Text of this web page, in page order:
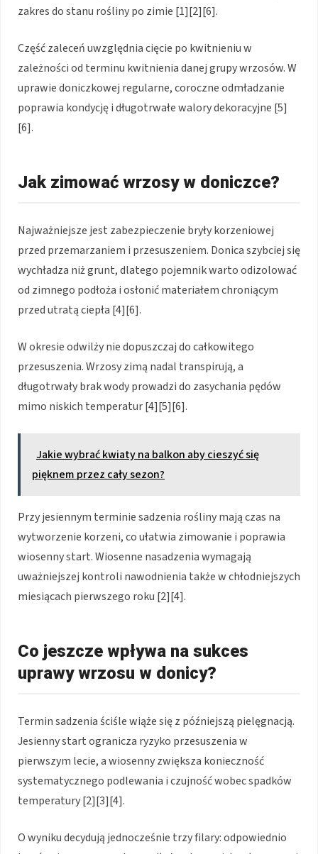
zakres do stanu rośliny po zimie [1][2][6].
Część zaleceń uwzględnia cięcie po kwitnieniu w
zależności od terminu kwitnienia danej grupy wrzosów. W
uprawie doniczkowej regularne, coroczne odmładzanie
poprawia kondycję i długotrwałe walory dekoracyjne [5]
[6].
Jak zimować wrzosy w doniczce?
Najważniejsze jest zabezpieczenie bryły korzeniowej
przed przemarzaniem i przesuszeniem. Donica szybciej się
wychładza niż grunt, dlatego pojemnik warto odizolować
od zimnego podłoża i osłonić materiałem chroniącym
przed utratą ciepła [4][6].
W okresie odwilży nie dopuszczaj do całkowitego
przesuszenia. Wrzosy zimą nadal transpirują, a
długotrwały brak wody prowadzi do zasychania pędów
mimo niskich temperatur [4][5][6].
Jakie wybrać kwiaty na balkon aby cieszyć się
pięknem przez cały sezon?
Przy jesiennym terminie sadzenia rośliny mają czas na
wytworzenie korzeni, co ułatwia zimowanie i poprawia
wiosenny start. Wiosenne nasadzenia wymagają
uważniejszej kontroli nawodnienia także w chłodniejszych
miesiącach pierwszego roku [2][4].
Co jeszcze wpływa na sukces
uprawy wrzosu w donicy?
Termin sadzenia ściśle wiąże się z późniejszą pielęgnacją.
Jesienny start ogranicza ryzyko przesuszenia w
pierwszym lecie, a wiosenny zwiększa konieczność
systematycznego podlewania i czujność wobec spadków
temperatury [2][3][4].
O wyniku decydują jednocześnie trzy filary: odpowiednio